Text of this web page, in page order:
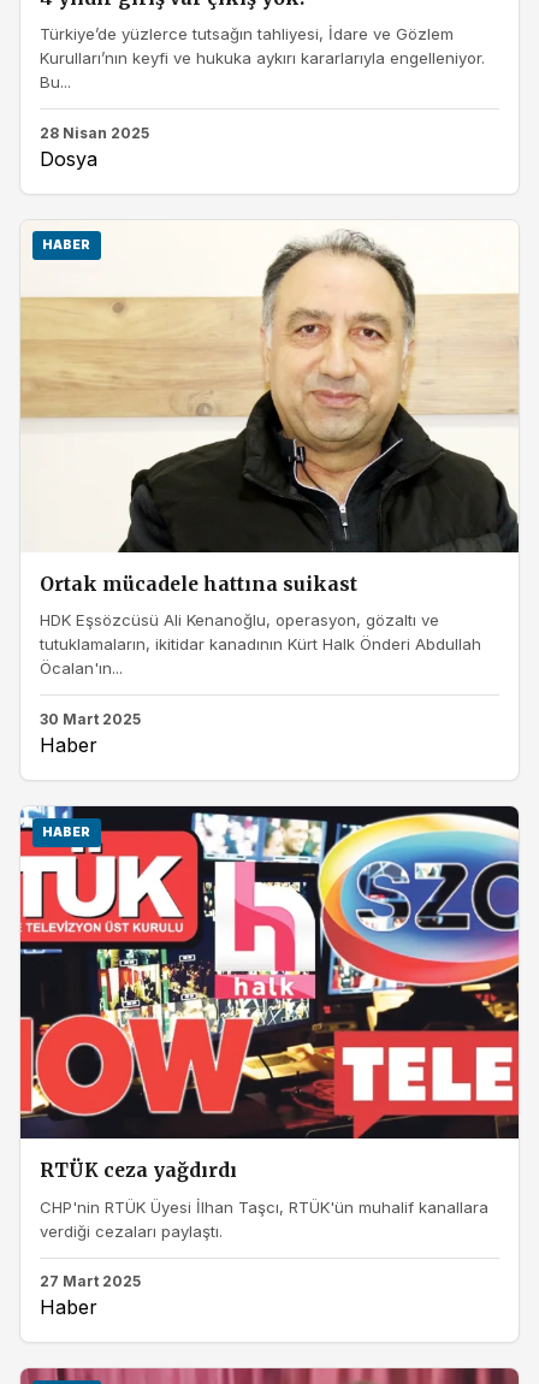
Türkiye’de yüzlerce tutsağın tahliyesi, İdare ve Gözlem
Kurulları’nın keyfi ve hukuka aykırı kararlarıyla engelleniyor.
Bu...
28 Nisan 2025
Dosya
HABER
Ortak mücadele hattına suikast
HDK Eşsözcüsü Ali Kenanoğlu, operasyon, gözaltı ve
tutuklamaların, ikitidar kanadının Kürt Halk Önderi Abdullah
Öcalan'ın...
30 Mart 2025
Haber
HABER
RTÜK ceza yağdırdı
CHP'nin RTÜK Üyesi İlhan Taşcı, RTÜK'ün muhalif kanallara
verdiği cezaları paylaştı.
27 Mart 2025
Haber